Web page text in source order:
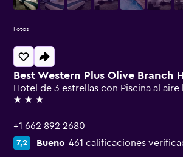
Best Western Plus Olive Branch
Hotel de 3 estrellas con Piscina al aire
3 estrellas
+1 662 892 2680
7,2 Bueno 461 calificaciones
Fotos